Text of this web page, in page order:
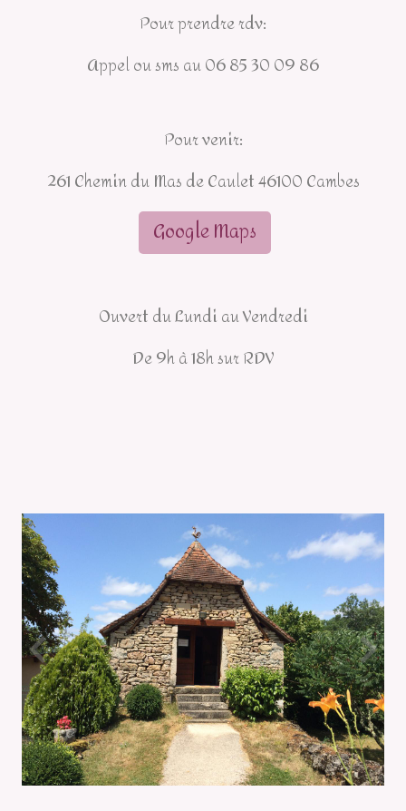
Pour prendre rdv:
Appel ou sms au 06 85 30 09 86
Pour venir:
261 Chemin du Mas de Caulet 46100 Cambes
Google Maps
Ouvert du Lundi au Vendredi
De 9h à 18h sur RDV